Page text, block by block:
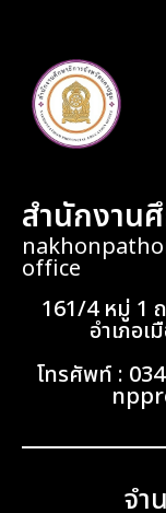
สำนักงาน
office
161/4 หมู่ 1
อำเภอ
โทรศัพท์ :
จำ